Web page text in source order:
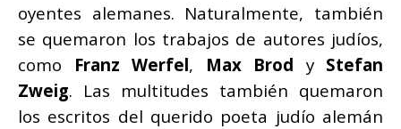
oyentes alemanes. Naturalmente, también
se quemaron los trabajos de autores judíos,
como Franz Werfel, Max Brod y Stefan
Zweig. Las multitudes también quemaron
los escritos del querido poeta judío alemán